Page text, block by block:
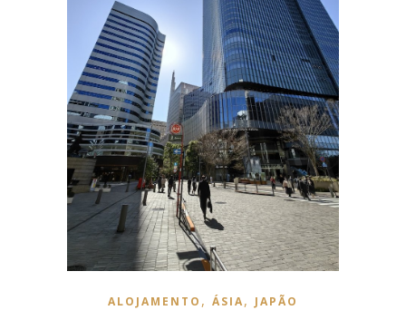
ALOJAMENTO , ÁSIA, JAPÃO